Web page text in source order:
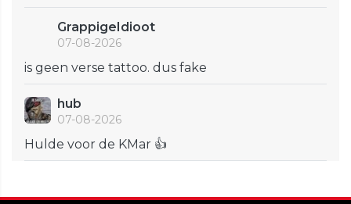
GrappigeIdioot
07-08-2026
is geen verse tattoo. dus fake
hub
07-08-2026
Hulde voor de KMar 👍